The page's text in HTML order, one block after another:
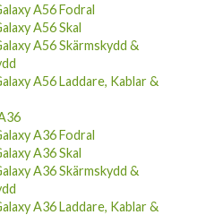
A56 Fodral
A56 Skal
A56 Skärmskydd &
A56 Laddare, Kablar &
A36 Fodral
A36 Skal
A36 Skärmskydd &
A36 Laddare, Kablar &